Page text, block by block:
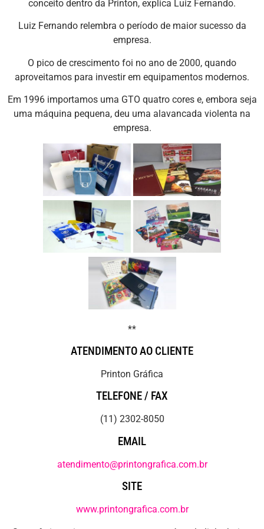
conceito dentro da Printon, explica Luiz Fernando.
Luiz Fernando relembra o período de maior sucesso da
empresa.
O pico de crescimento foi no ano de 2000, quando
aproveitamos para investir em equipamentos modernos.
Em 1996 importamos uma GTO quatro cores e, embora seja
uma máquina pequena, deu uma alavancada violenta na
empresa.
**
ATENDIMENTO AO CLIENTE
Printon Gráfica
TELEFONE / FAX
(11) 2302-8050
EMAIL
atendimento@printongrafica.com.br
SITE
www.printongrafica.com.br